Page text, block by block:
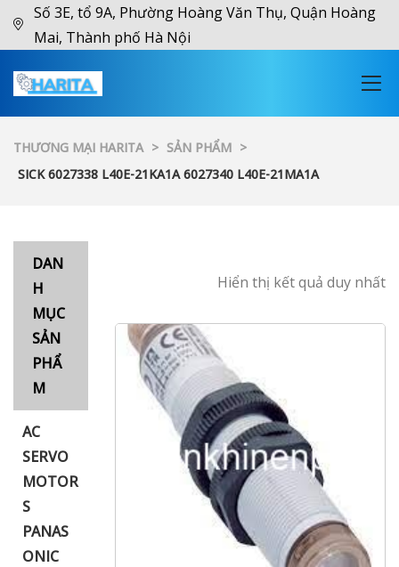
Số 3E, tổ 9A, Phường Hoàng Văn Thụ, Quận Hoàng
Mai, Thành phố Hà Nội
THƯƠNG MẠI HARITA > SẢN PHẨM >
SICK 6027338 L40E-21KA1A 6027340 L40E-21MA1A
DAN
H
MỤC
SẢN
PHẨ
M
AC
SERVO
MOTOR
S
PANAS
ONIC
Hiển thị kết quả duy nhất
XNK